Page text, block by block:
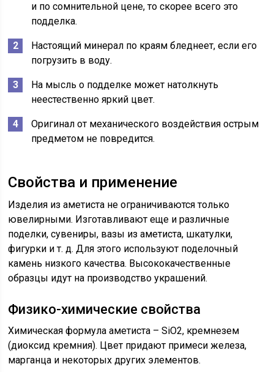
и по сомнительной цене, то скорее всего это
подделка.
Настоящий минерал по краям бледнеет, если его
погрузить в воду.
На мысль о подделке может натолкнуть
неестественно яркий цвет.
Оригинал от механического воздействия острым
предметом не повредится.
Свойства и применение
Изделия из аметиста не ограничиваются только
ювелирными. Изготавливают еще и различные
поделки, сувениры, вазы из аметиста, шкатулки,
фигурки и т. д. Для этого используют поделочный
камень низкого качества. Высококачественные
образцы идут на производство украшений.
Физико-химические свойства
Химическая формула аметиста – SiO2, кремнезем
(диоксид кремния). Цвет придают примеси железа,
марганца и некоторых других элементов.